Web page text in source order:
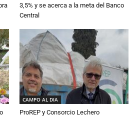
3,5% y se acerca a la meta del Banco
Central
CAMPO AL DIA
ProREP y Consorcio Lechero